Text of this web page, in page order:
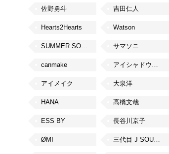
佐野勇斗 吉田仁人
Hearts2Hearts Watson
SUMMER SONIC サマソニ
canmake アイシャドウベース
アイメイク 大泉洋
HANA 高橋文哉
ESS BY 長谷川京子
ØMI 三代目 J SOUL BROTHERS from EXILE TRIBE